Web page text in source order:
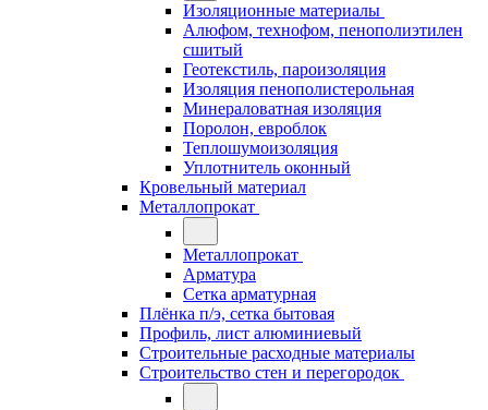
Изоляционные материалы
Алюфом, технофом, пенополиэтилен
сшитый
Геотекстиль, пароизоляция
Изоляция пенополистерольная
Минераловатная изоляция
Поролон, евроблок
Теплошумоизоляция
Уплотнитель оконный
Кровельный материал
Металлопрокат
Металлопрокат
Арматура
Сетка арматурная
Плёнка п/э, сетка бытовая
Профиль, лист алюминиевый
Строительные расходные материалы
Строительство стен и перегородок